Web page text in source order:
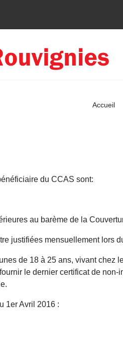
Accueil
du CCAS sont:
au barème de la
justifiées mensuellement lors
de 18 à 25 ans, vivant chez
le dernier certificat de
1er Avril 2016 :